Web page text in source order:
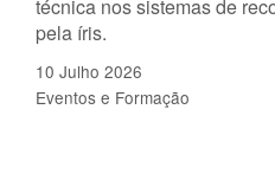
técnica nos sistemas de
pela íris.
10 Julho 2026
Eventos e Formação